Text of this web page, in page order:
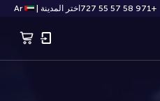
+971 58 57 55 727 اختر المدينة Ar